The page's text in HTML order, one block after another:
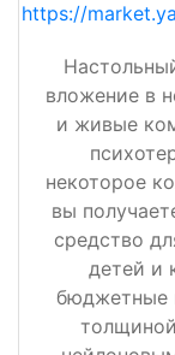
https://
вложение в
и живые
некоторое
вы
средство
детей и